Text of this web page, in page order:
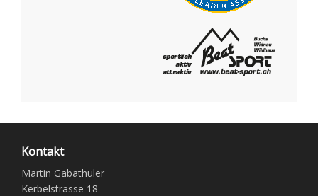
Kontakt
Martin Gabathuler
Kerbelstrasse 18